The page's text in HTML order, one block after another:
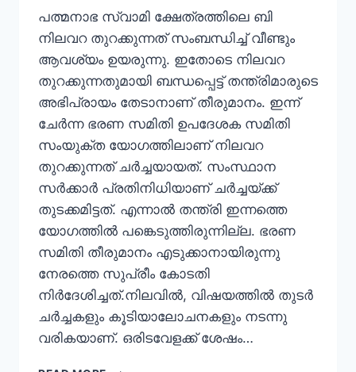
പത്മനാഭ സ്വാമി ക്ഷേത്രത്തിലെ ബി
നിലവറ തുറക്കുന്നത് സംബന്ധിച്ച് വീണ്ടും
ആവശ്യം ഉയരുന്നു. ഇതോടെ നിലവറ
തുറക്കുന്നതുമായി ബന്ധപ്പെട്ട് തന്ത്രിമാരുടെ
അഭിപ്രായം തേടാനാണ് തീരുമാനം. ഇന്ന്
ചേർന്ന ഭരണ സമിതി ഉപദേശക സമിതി
സംയുക്ത യോഗത്തിലാണ് നിലവറ
തുറക്കുന്നത് ചർച്ചയായത്. സംസ്ഥാന
സർക്കാർ പ്രതിനിധിയാണ് ചർച്ചയ്ക്ക്
തുടക്കമിട്ടത്. എന്നാൽ തന്ത്രി ഇന്നത്തെ
യോഗത്തിൽ പങ്കെടുത്തിരുന്നില്ല. ഭരണ
സമിതി തീരുമാനം എടുക്കാനായിരുന്നു
നേരത്തെ സുപ്രീം കോടതി
നിർദേശിച്ചത്.നിലവിൽ, വിഷയത്തിൽ തുടർ
ചർച്ചകളും കൂടിയാലോചനകളും നടന്നു
വരികയാണ്. ഒരിടവേളക്ക് ശേഷം…